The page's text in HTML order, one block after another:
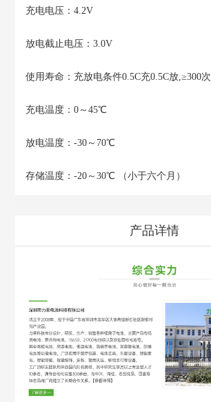
充电电压：4.2V
放电截止电压：3.0V
使用寿命：充放电条件0.5C充0.5C放,≥300次
充电温度：0～45℃
放电温度：-30～70℃
存储温度：-20～30℃ （小于六个月）
产品详情